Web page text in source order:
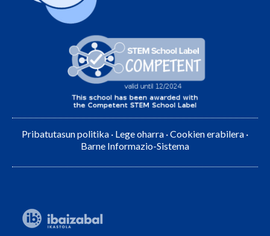
Pribatutasun politika · Lege oharra ·Cookien erabilera ·
Barne Informazio-Sistema